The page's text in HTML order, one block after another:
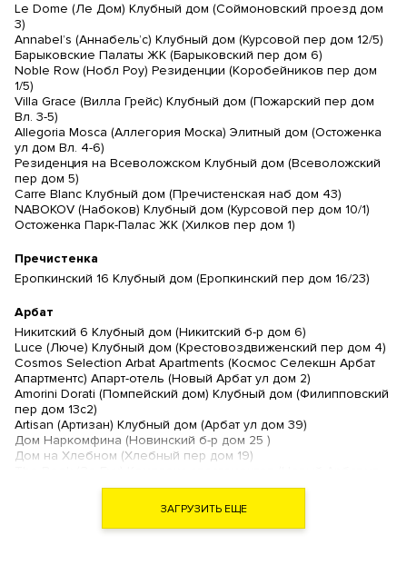
Le Dome (Ле Дом) Клубный дом (Соймоновский проезд дом
3)
Annabel’s (Аннабель’с) Клубный дом (Курсовой пер дом 12/5)
Барыковские Палаты ЖК (Барыковский пер дом 6)
Noble Row (Нобл Роу) Резиденции (Коробейников пер дом
1/5)
Villa Grace (Вилла Грейс) Клубный дом (Пожарский пер дом
Вл. 3-5)
Allegoria Mosca (Аллегория Моска) Элитный дом (Остоженка
ул дом Вл. 4-6)
Резиденция на Всеволожском Клубный дом (Всеволожский
пер дом 5)
Carre Blanc Клубный дом (Пречистенская наб дом 43)
NABOKOV (Набоков) Клубный дом (Курсовой пер дом 10/1)
Остоженка Парк-Палас ЖК (Хилков пер дом 1)
Пречистенка
Еропкинский 16 Клубный дом (Еропкинский пер дом 16/23)
Арбат
Никитский 6 Клубный дом (Никитский б-р дом 6)
Luce (Люче) Клубный дом (Крестовоздвиженский пер дом 4)
Cosmos Selection Arbat Apartments (Космос Селекшн Арбат
Апартментс) Апарт-отель (Новый Арбат ул дом 2)
Amorini Dorati (Помпейский дом) Клубный дом (Филипповский
пер дом 13с2)
Artisan (Артизан) Клубный дом (Арбат ул дом 39)
Дом Наркомфина (Новинский б-р дом 25 )
Дом на Хлебном (Хлебный пер дом 19)
Звезды Арбата Комплекс апартаментов (Новый Арбат ул дом
Turandot Residences (Турандот Резиденсес) Клубный дом
ЗАГРУЗИТЬ ЕЩЕ